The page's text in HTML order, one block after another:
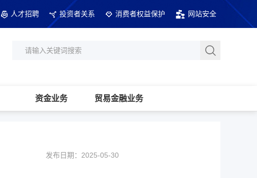
人才招聘 投资者关系 消费者权益保护 网站安全
资金业务 贸易金融业务
发布日期：2025-05-30